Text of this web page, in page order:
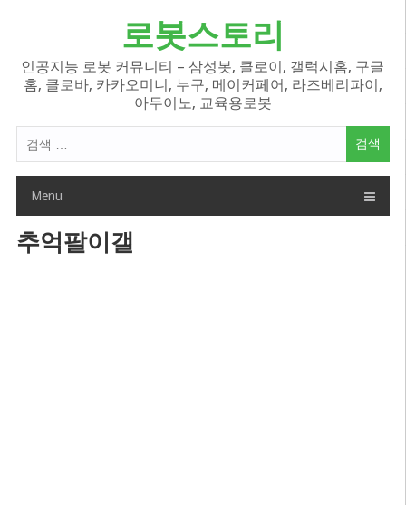
로봇스토리
인공지능 로봇 커뮤니티 – 삼성봇, 클로이, 갤럭시홈, 구글
홈, 클로바, 카카오미니, 누구, 메이커페어, 라즈베리파이,
아두이노, 교육용로봇
색
Menu
추억팔이갤